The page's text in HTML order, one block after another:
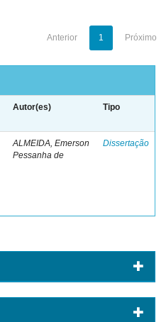
Anterior 1 Próximo
Autor(es) Tipo
ALMEIDA, Emerson
Pessanha de
Dissertação